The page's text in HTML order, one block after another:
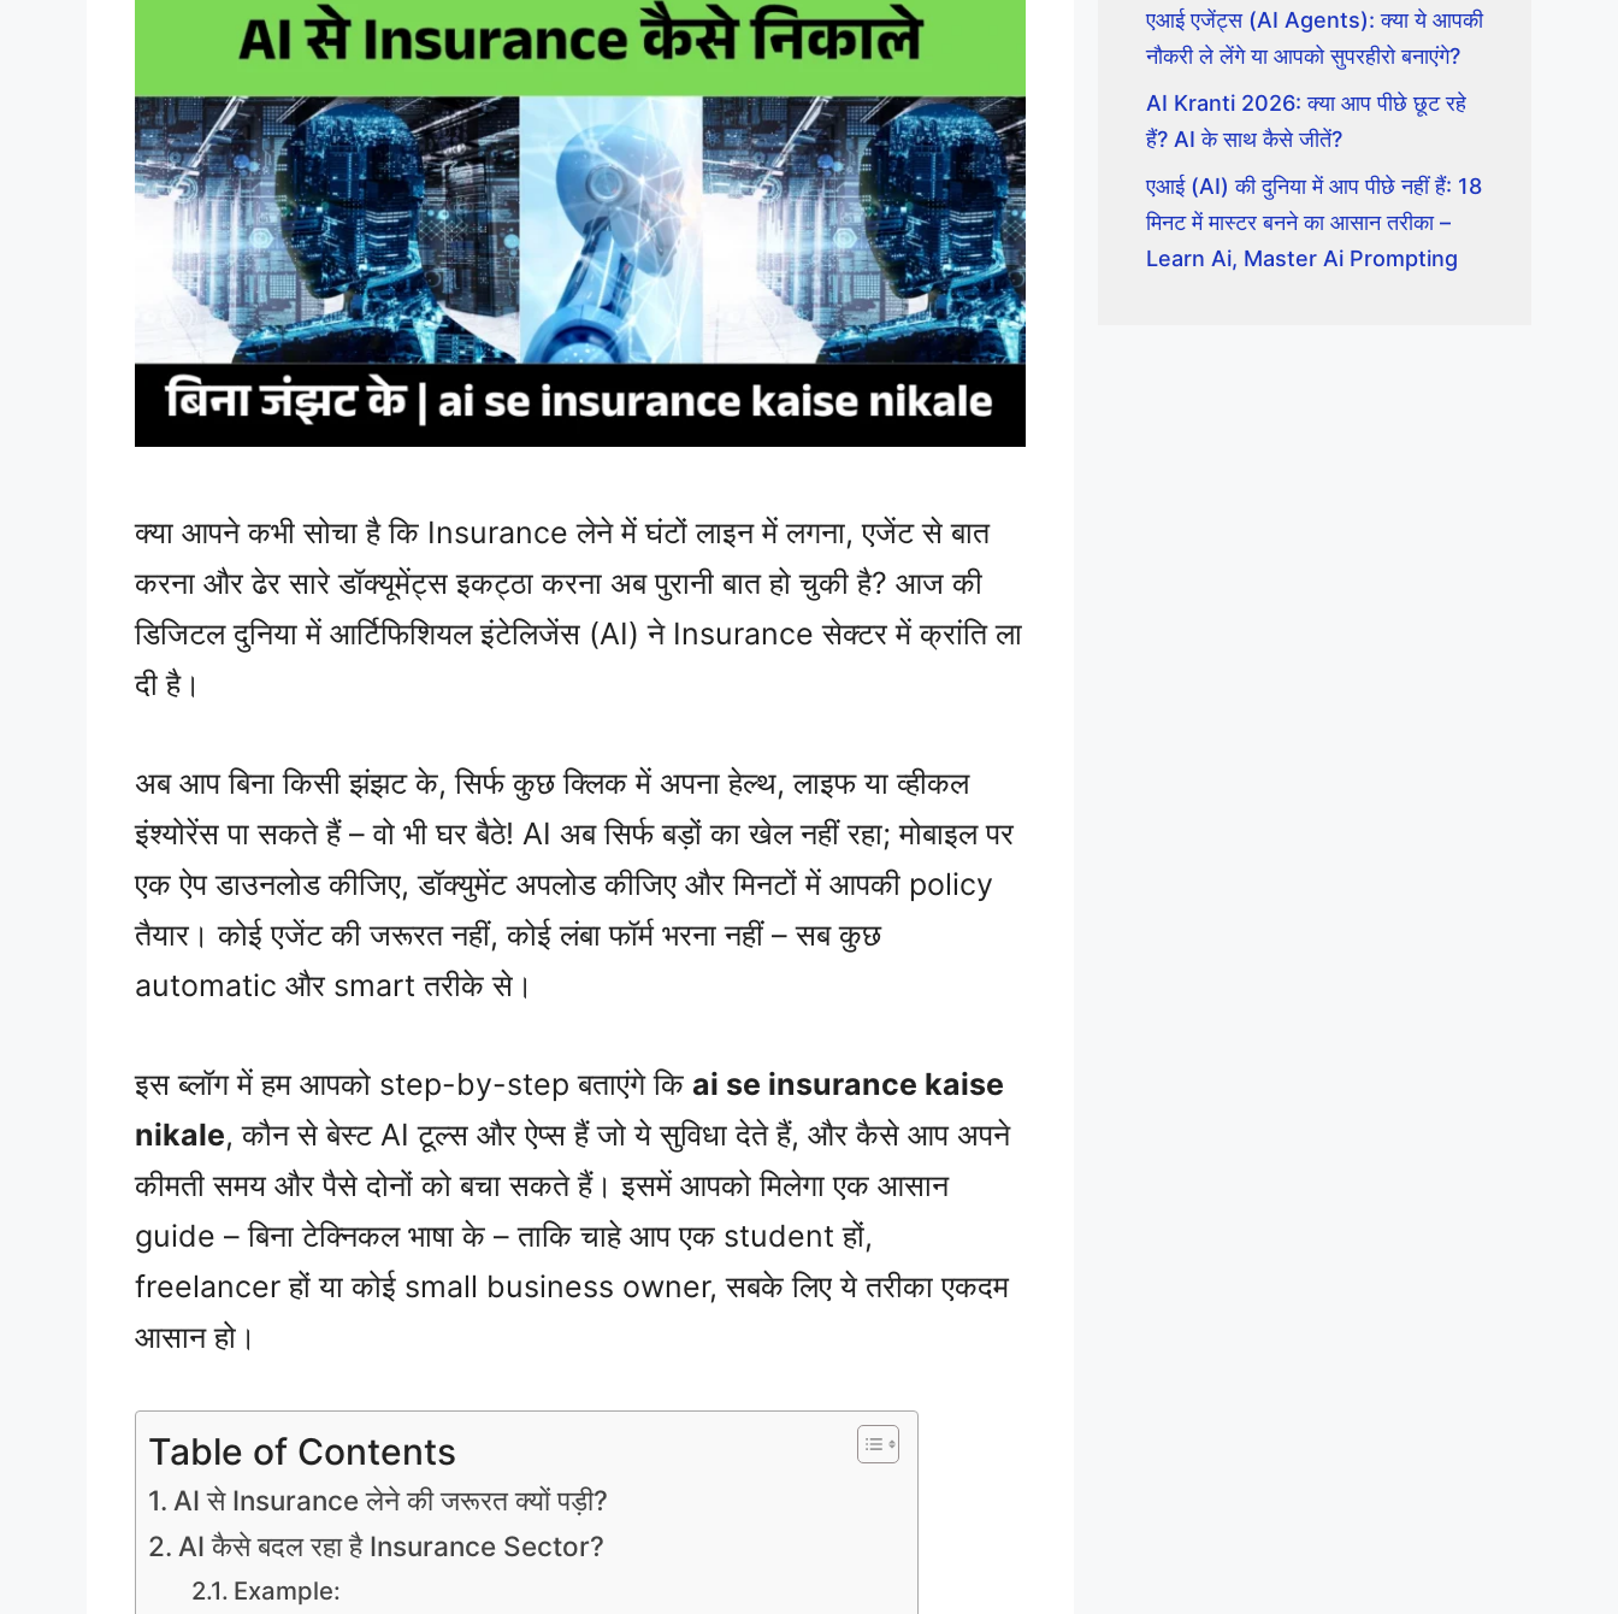
क्या आपने कभी सोचा है कि Insurance लेने में घंटों लाइन में लगना, एजेंट से बात
करना और ढेर सारे डॉक्यूमेंट्स इकट्ठा करना अब पुरानी बात हो चुकी है? आज की
डिजिटल दुनिया में आर्टिफिशियल इंटेलिजेंस (AI) ने Insurance सेक्टर में क्रांति ला
दी है।
अब आप बिना किसी झंझट के, सिर्फ कुछ क्लिक में अपना हेल्थ, लाइफ या व्हीकल
इंश्योरेंस पा सकते हैं – वो भी घर बैठे! AI अब सिर्फ बड़ों का खेल नहीं रहा; मोबाइल पर
एक ऐप डाउनलोड कीजिए, डॉक्युमेंट अपलोड कीजिए और मिनटों में आपकी policy
तैयार। कोई एजेंट की जरूरत नहीं, कोई लंबा फॉर्म भरना नहीं – सब कुछ
automatic और smart तरीके से।
इस ब्लॉग में हम आपको step-by-step बताएंगे कि ai se insurance kaise
nikale, कौन से बेस्ट AI टूल्स और ऐप्स हैं जो ये सुविधा देते हैं, और कैसे आप अपने
कीमती समय और पैसे दोनों को बचा सकते हैं। इसमें आपको मिलेगा एक आसान
guide – बिना टेक्निकल भाषा के – ताकि चाहे आप एक student हों,
freelancer हों या कोई small business owner, सबके लिए ये तरीका एकदम
आसान हो।
Table of Contents
AI से Insurance लेने की जरूरत क्यों पड़ी?
AI कैसे बदल रहा है Insurance Sector?
Example:
एआई एजेंट्स (AI Agents): क्या ये आपकी
नौकरी ले लेंगे या आपको सुपरहीरो बनाएंगे?
AI Kranti 2026: क्या आप पीछे छूट रहे
हैं? AI के साथ कैसे जीतें?
एआई (AI) की दुनिया में आप पीछे नहीं हैं: 18
मिनट में मास्टर बनने का आसान तरीका –
Learn Ai, Master Ai Prompting